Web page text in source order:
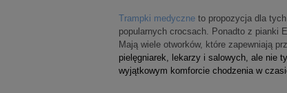
Trampki medyczne to propozycja dla
popularnych crocsach. Ponadto z pianki
Mają wiele otworków, które zapewniają
pielęgniarek, lekarzy i salowych, ale nie
wyjątkowym komforcie chodzenia w